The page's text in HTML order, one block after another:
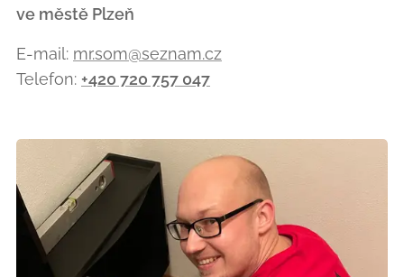
ve městě Plzeň
E-mail: mr.som@seznam.cz
Telefon: +420 720 757 047